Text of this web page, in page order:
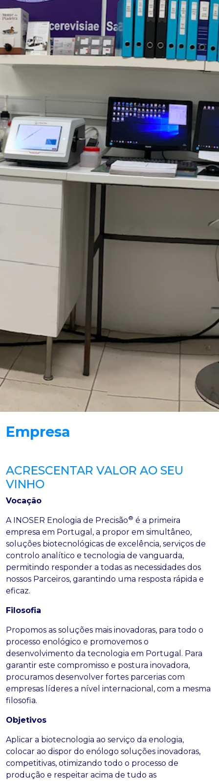
Empresa
ACRESCENTAR VALOR AO SEU
VINHO
Vocação
A INOSER Enologia de Precisão® é a primeira
empresa em Portugal, a propor em simultâneo,
soluções biotecnológicas de excelência, serviços de
controlo analítico e tecnologia de vanguarda,
permitindo responder a todas as necessidades dos
nossos Parceiros, garantindo uma resposta rápida e
eficaz.
Filosofia
Propomos as soluções mais inovadoras, para todo o
processo enológico e promovemos o
desenvolvimento da tecnologia em Portugal. Para
garantir este compromisso e postura inovadora,
procuramos desenvolver fortes parcerias com
empresas líderes a nível internacional, com a mesma
filosofia.
Objetivos
Aplicar a biotecnologia ao serviço da enologia,
colocar ao dispor do enólogo soluções inovadoras,
competitivas, otimizando todo o processo de
produção e respeitar acima de tudo as